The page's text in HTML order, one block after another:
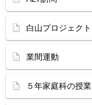
白山プロジェクト
業間運動
５年家庭科の授業